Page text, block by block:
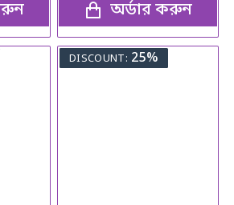
অর্ডার করুন
DISCOUNT: 25%